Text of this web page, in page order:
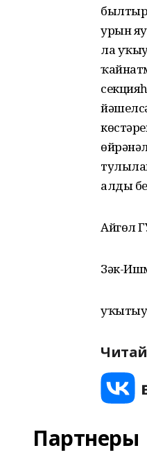
урын
ла
алды
Айгөл
Зәк-
Партнеры